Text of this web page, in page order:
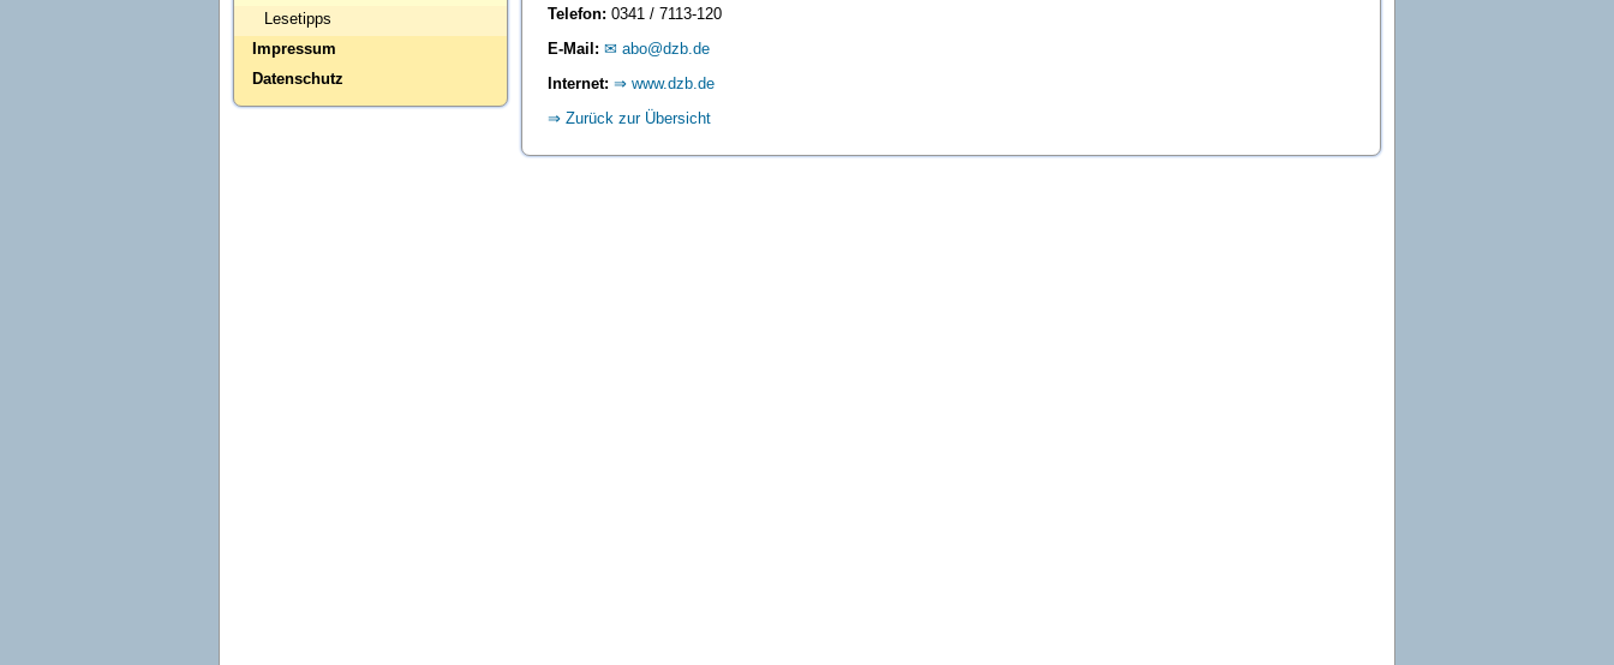
Lesetipps
Impressum
Datenschutz
Telefon: 0341 / 7113-120
E-Mail:
abo@dzb.de
Internet:
www.dzb.de
Zurück zur Übersicht